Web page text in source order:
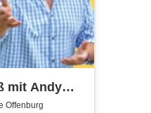
mit Andy
Offenburg